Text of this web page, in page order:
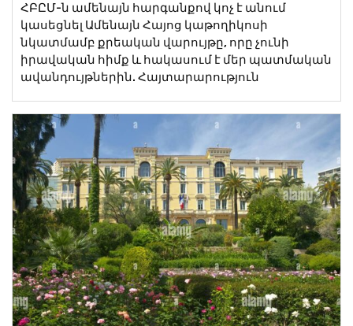
ՀԲԸՄ-ն ամենայն հարգանքով կոչ է անում
կասեցնել Ամենայն Հայոց կաթողիկոսի
նկատմամբ քրեական վարույթը, որը չունի
իրավական հիմք և հակասում է մեր պատմական
ավանդույթներին. Հայտարարություն